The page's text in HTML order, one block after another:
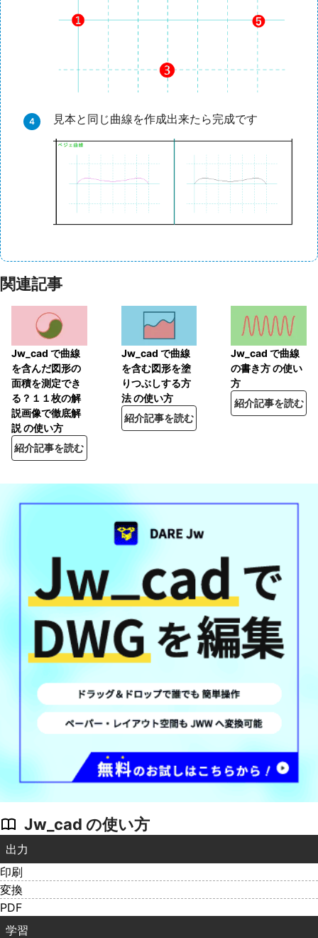
見本と同じ曲線を作成出来たら完成です
関連記事
Jw_cad で曲線
を含んだ図形の
面積を測定でき
る？１１枚の解
説画像で徹底解
説 の使い方
紹介記事を読む
Jw_cad で曲線
を含む図形を塗
りつぶしする方
法 の使い方
紹介記事を読む
Jw_cad で曲線
の書き方 の使い
方
紹介記事を読む
Jw_cad の使い方
出力
印刷
変換
PDF
学習